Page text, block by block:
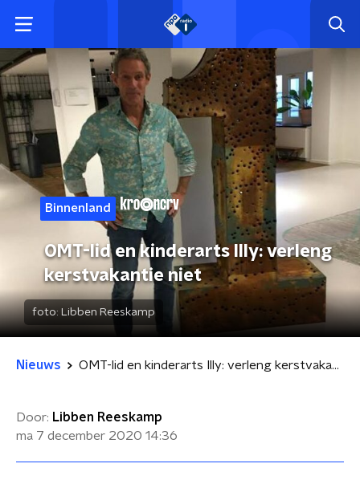
Binnenland
OMT-lid en kinderarts Illy: verleng
kerstvakantie niet
foto: Libben Reeskamp
Nieuws OMT-lid en kinderarts Illy: verleng kerstvakantie niet
Door: Libben Reeskamp
ma 7 december 2020 14:36